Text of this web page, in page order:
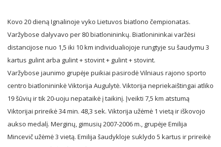
Kovo 20 dieną Ignalinoje vyko Lietuvos biatlono čempionatas.
Varžybose dalyvavo per 80 biatlonininkų. Biatlonininkai varžėsi
distancijose nuo 1,5 iki 10 km individualiojoje rungtyje su šaudymu 3
kartus gulint arba gulint + stovint + gulint + stovint.
Varžybose jaunimo grupėje puikiai pasirodė Vilniaus rajono sporto
centro biatlonininkė Viktorija Augulytė. Viktorija nepriekaištingai atliko
19 šūvių ir tik 20-uoju nepataikė į taikinį. Įveikti 7,5 km atstumą
Viktorijai prireikė 34 min. 48,3 sek. Viktorija užėmė 1 vietą ir iškovojo
aukso medalį. Merginų, gimusių 2007-2006 m., grupėje Emilija
Mincevič užėmė 3 vietą. Emilija šaudykloje suklydo 5 kartus ir prireikė